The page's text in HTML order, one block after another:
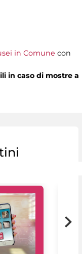
in Comune con
in caso di mostre a